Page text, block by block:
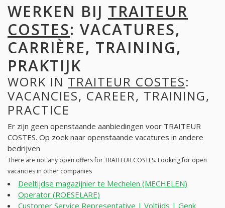
WERKEN BIJ TRAITEUR
COSTES: VACATURES,
CARRIÈRE, TRAINING,
PRAKTIJK
WORK IN TRAITEUR COSTES:
VACANCIES, CAREER, TRAINING,
PRACTICE
Er zijn geen openstaande aanbiedingen voor TRAITEUR
COSTES. Op zoek naar openstaande vacatures in andere
bedrijven
There are not any open offers for TRAITEUR COSTES. Looking for open
vacancies in other companies
Deeltijdse magazijnier te Mechelen (MECHELEN)
Operator (ROESELARE)
Customer Service Representative | Voltijds | Genk